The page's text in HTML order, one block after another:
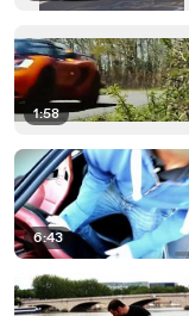
1:58
6:43